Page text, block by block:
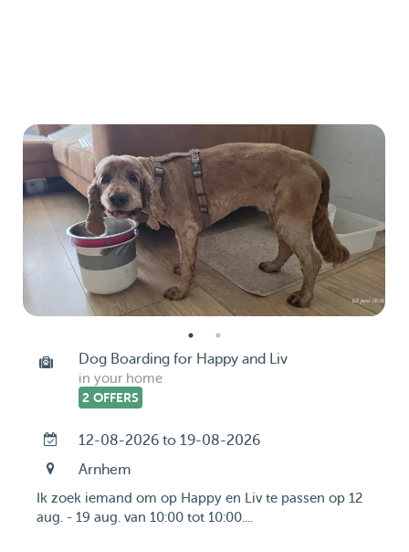
Dog Boarding for Happy and Liv
in your home
2 OFFERS
12-08-2026 to 19-08-2026
Arnhem
Ik zoek iemand om op Happy en Liv te passen op 12
aug. - 19 aug. van 10:00 tot 10:00....